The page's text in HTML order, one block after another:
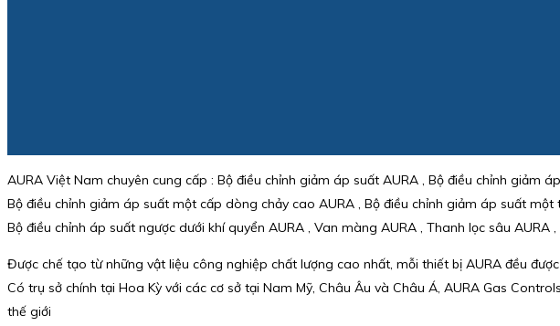
AURA Việt Nam chuyên cung cấp : Bộ điều chỉnh giảm áp suất AURA , Bộ điều chỉnh giảm
Bộ điều chỉnh giảm áp suất một cấp dòng chảy cao AURA , Bộ điều chỉnh giảm áp suất
Bộ điều chỉnh áp suất ngược dưới khí quyển AURA , Van màng AURA , Thanh lọc sâu AURA
Được chế tạo từ những vật liệu công nghiệp chất lượng cao nhất, mỗi thiết bị AURA đều
Có trụ sở chính tại Hoa Kỳ với các cơ sở tại Nam Mỹ, Châu Âu và Châu Á, AURA Gas
thế giới